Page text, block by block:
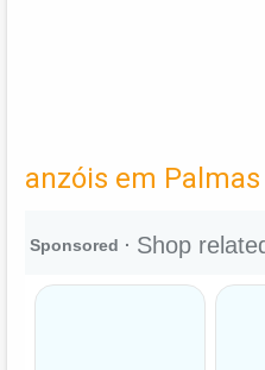
anzóis em Palmas